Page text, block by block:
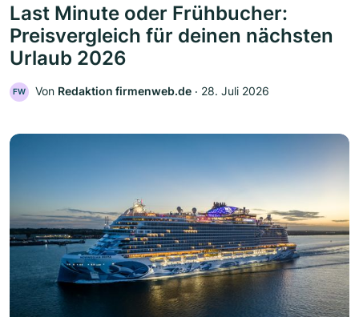
Last Minute oder Frühbucher:
Preisvergleich für deinen nächsten
Urlaub 2026
FW Von Redaktion firmenweb.de ‧ 28. Juli 2026